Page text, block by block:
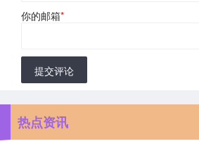
你的邮箱*
提交评论
热点资讯